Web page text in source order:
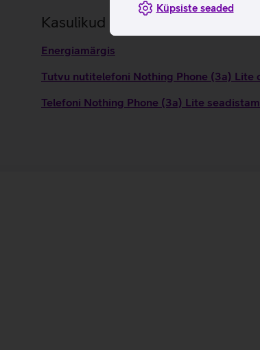
Küpsiste seaded
Kasulikud lingid
Energiamärgis
Tutvu nutitelefoni Nothing Phone (3a)
Telefoni Nothing Phone (3a) Lite